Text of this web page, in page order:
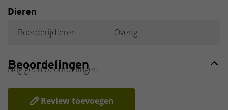
Dieren
Boerderijdieren Overig
Beoordelingen
Nog geen beoordelingen
Review toevoegen